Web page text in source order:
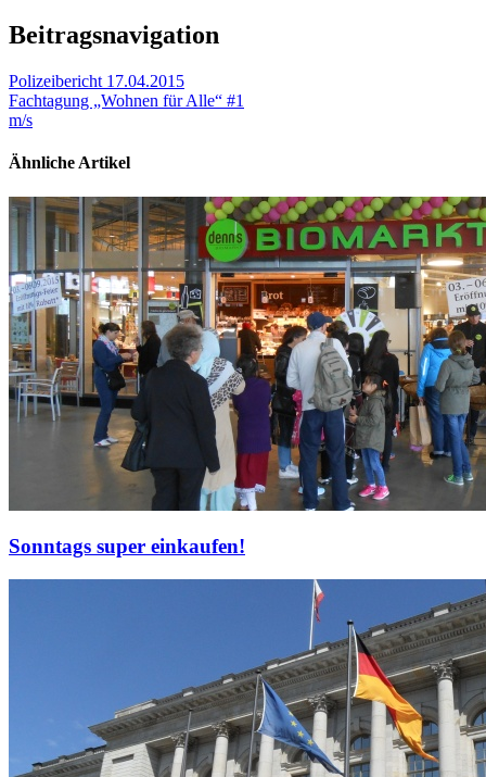
Beitragsnavigation
Polizeibericht 17.04.2015
Fachtagung „Wohnen für Alle“ #1
m/s
Ähnliche Artikel
Sonntags super einkaufen!